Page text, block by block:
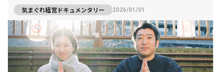
気まぐれ経営ドキュメンタリー 2026/01/01